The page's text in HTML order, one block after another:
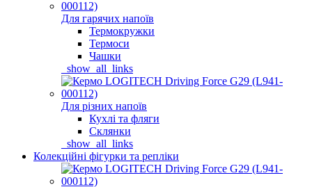
Для гарячих напоїв
Термокружки
Термоси
Чашки
_show_all_links
Для різних напоїв
Кухлі та фляги
Склянки
_show_all_links
Колекційні фігурки та репліки